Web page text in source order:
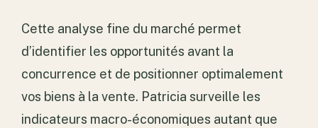
Cette analyse fine du marché permet
d’identifier les opportunités avant la
concurrence et de positionner optimalement
vos biens à la vente. Patricia surveille les
indicateurs macro-économiques autant que